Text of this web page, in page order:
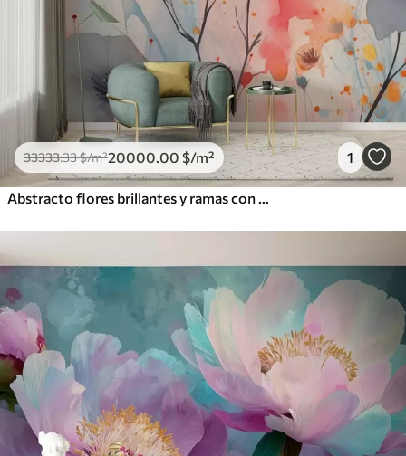
33333.33$/m²20000 .00 $/m² 1